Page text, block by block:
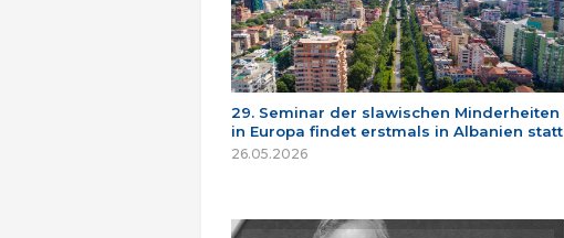
29. Seminar der slawischen Minderheiten
in Europa findet erstmals in Albanien statt
26.05.2026